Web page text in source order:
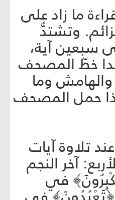
ما زاد على
وتشتدُّ
سبعين آية،
خطّ المصحف
والهامش وما
حمل المصحف
تلاوة آيات
آخر النجم
في